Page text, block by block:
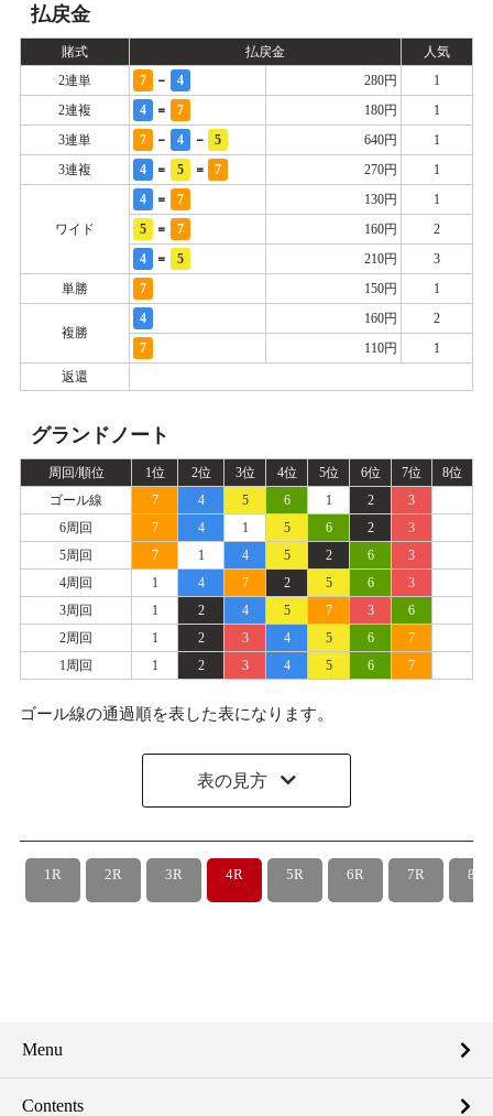
払戻金
賭式 払戻金
人気
2連単
7 - 4 280円
1
2連複
4 = 7 180円
1
3連単
7 - 4 - 5 640円
1
3連複
4 = 5 = 7 270円 1
ワイド
4 = 7 130円
1
5
= 7 160円
2
4
= 5 210円
3
単勝
7 150円 1
複勝
4 160円
2
7
110円
1
返還
グランドノート
周回/順位 1位 2位 3位 4位 5位 6位 7位
8位
ゴール線
7 4 5 6 1 2
3
6周回
7 4 1 5 6 2
3
5周回
7 1 4 5 2 6
3
4周回
1 4 7 2 5 6
3
3周回
1 2 4 5 7 3
6
2周回
1 2 3 4 5 6
7
1周回
1 2 3 4 5 6 7
ゴール線の通過順を表した表になります。
表の見方
1R 2R 3R 4R 5R 6R 7R 8R
Menu
Contents